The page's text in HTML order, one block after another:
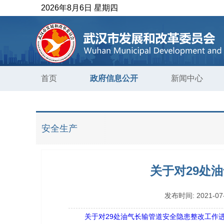
2026年8月6日 星期四
首页 政府信息公开 新闻中心
安全生产
关于对29处
发布时间: 2021-
关于对29处油气长输管道安全隐患整改工作